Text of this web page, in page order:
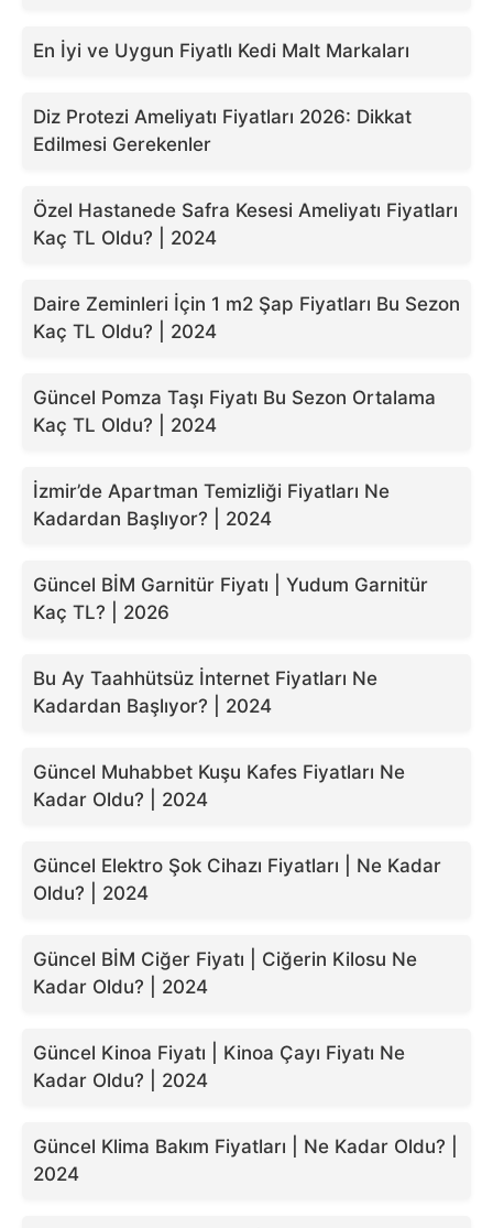
En İyi ve Uygun Fiyatlı Kedi Malt Markaları
Diz Protezi Ameliyatı Fiyatları 2026: Dikkat
Edilmesi Gerekenler
Özel Hastanede Safra Kesesi Ameliyatı Fiyatları
Kaç TL Oldu? | 2024
Daire Zeminleri İçin 1 m2 Şap Fiyatları Bu Sezon
Kaç TL Oldu? | 2024
Güncel Pomza Taşı Fiyatı Bu Sezon Ortalama
Kaç TL Oldu? | 2024
İzmir’de Apartman Temizliği Fiyatları Ne
Kadardan Başlıyor? | 2024
Güncel BİM Garnitür Fiyatı | Yudum Garnitür
Kaç TL? | 2026
Bu Ay Taahhütsüz İnternet Fiyatları Ne
Kadardan Başlıyor? | 2024
Güncel Muhabbet Kuşu Kafes Fiyatları Ne
Kadar Oldu? | 2024
Güncel Elektro Şok Cihazı Fiyatları | Ne Kadar
Oldu? | 2024
Güncel BİM Ciğer Fiyatı | Ciğerin Kilosu Ne
Kadar Oldu? | 2024
Güncel Kinoa Fiyatı | Kinoa Çayı Fiyatı Ne
Kadar Oldu? | 2024
Güncel Klima Bakım Fiyatları | Ne Kadar Oldu? |
2024